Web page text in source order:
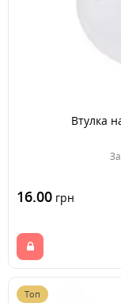
Втулка
16.00 грн
Топ